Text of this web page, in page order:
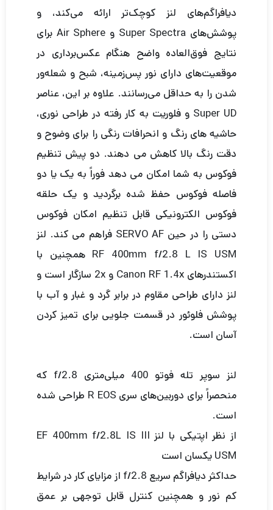
دیافراگم‌های لنز کوچک‌تر ارائه می‌کند، و
پوشش‌های Super Spectra و Air Sphere برای
نتایج فوق‌العاده واضح هنگام عکس‌برداری در
موقعیت‌های دارای نور پس‌زمینه، شبح و شعله‌ور
شدن را به حداقل می‌رسانند. علاوه بر این، عناصر
Super UD و فلوریت به کار رفته در طراحی نوری،
حاشیه های رنگ و انحرافات رنگی را برای وضوح و
دقت رنگ بالا کاهش می دهند. دو پیش تنظیم
فوکوس به شما امکان می دهد فوراً به یک یا دو
فاصله فوکوس حفظ شده برگردید و یک حلقه
فوکوس الکترونیکی قابل تنظیم امکان فوکوس
دستی را در حین SERVO AF فراهم می کند. لنز
RF 400mm f/2.8 L IS USM همچنین با
اکستندرهای Canon RF 1.4x و 2x سازگار است و
لنز دارای طراحی مقاوم در برابر گرد و غبار و آب با
پوشش فلوئور در قسمت جلویی برای تمیز کردن
آسان است.
لنز سوپر تله فوتو 400 میلی‌متری f/2.8 که
منحصراً برای دوربین‌های سری R EOS طراحی شده
است.
از نظر اپتیکی با لنز EF 400mm f/2.8L IS III
USM یکسان است
حداکثر دیافراگم سریع f/2.8 از مزایای کار در شرایط
کم نور و همچنین کنترل قابل توجهی بر عمق